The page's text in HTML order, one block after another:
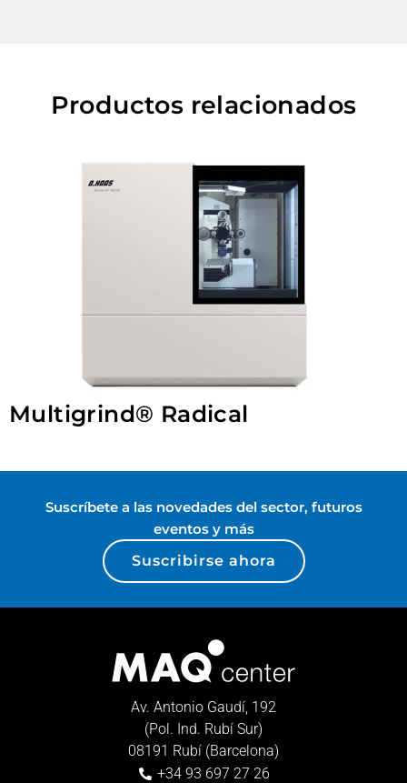
Productos relacionados
Multigrind® Radical
Suscríbete a las novedades del sector, futuros
eventos y más
Suscribirse ahora
Av. Antonio Gaudí, 192
(Pol. Ind. Rubí Sur)
08191 Rubí (Barcelona)
+34 93 697 27 26